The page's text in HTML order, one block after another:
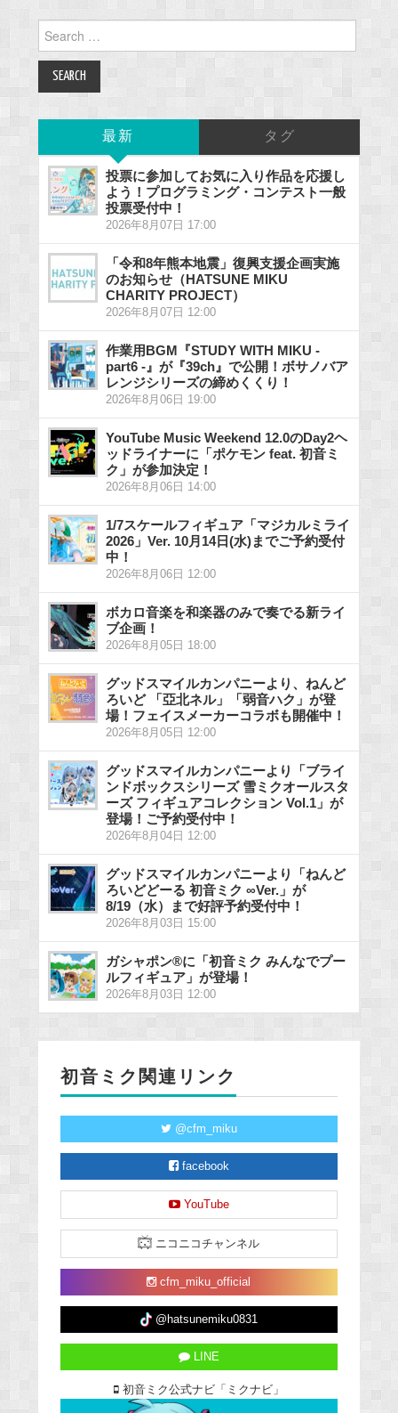
for:
最新 タグ
投票に参加してお気に入り作品を応援し
よう！プログラミング・コンテスト一般
投票受付中！
2026年8月07日 17:00
「令和8年熊本地震」復興支援企画実施
のお知らせ（HATSUNE MIKU
CHARITY PROJECT）
2026年8月07日 12:00
作業用BGM『STUDY WITH MIKU -
part6 -』が『39ch』で公開！ボサノバア
レンジシリーズの締めくくり！
2026年8月06日 19:00
YouTube Music Weekend 12.0のDay2ヘ
ッドライナーに「ポケモン feat. 初音ミ
ク」が参加決定！
2026年8月06日 14:00
1/7スケールフィギュア「マジカルミライ
2026」Ver. 10月14日(水)までご予約受付
中！
2026年8月06日 12:00
ボカロ音楽を和楽器のみで奏でる新ライ
ブ企画！
2026年8月05日 18:00
グッドスマイルカンパニーより、ねんど
ろいど 「亞北ネル」「弱音ハク」が登
場！フェイスメーカーコラボも開催中！
2026年8月05日 12:00
グッドスマイルカンパニーより「ブライ
ンドボックスシリーズ 雪ミクオールスタ
ーズ フィギュアコレクション Vol.1」が
登場！ご予約受付中！
2026年8月04日 12:00
グッドスマイルカンパニーより「ねんど
ろいどどーる 初音ミク ∞Ver.」が
8/19（水）まで好評予約受付中！
2026年8月03日 15:00
ガシャポン®に「初音ミク みんなでプー
ルフィギュア」が登場！
2026年8月03日 12:00
初音ミク関連リンク
@cfm_miku
facebook
YouTube
ニコニコチャンネル
cfm_miku_official
@hatsunemiku0831
LINE
初音ミク公式ナビ「ミクナビ」